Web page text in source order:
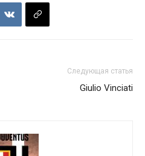
Следующая статья
Giulio Vinciati